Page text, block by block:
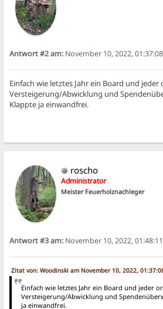
Antwort #2 am: November 10, 2022,
Einfach wie letztes Jahr ein Board und
Versteigerung/Abwicklung und
Klappte ja einwandfrei.
roscho
Administrator
Meister Feuerholznachleger
Antwort #3 am: November 10, 2022,
Zitat von: Woodinski am November 10, 2022,
Einfach wie letztes Jahr ein Board und jeder
Versteigerung/Abwicklung und
ja einwandfrei.